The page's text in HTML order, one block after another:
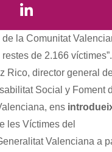
la Comunitat
de 2.166 víctimes”.
Rico, director general
Social y Foment
ens
les Víctimes del
Valenciana a